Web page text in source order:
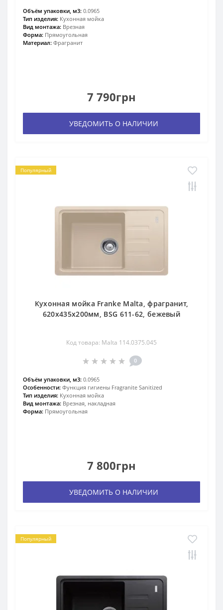
Объём упаковки, м3: 0.0965
Тип изделия: Кухонная мойка
Вид монтажа: Врезная
Форма: Прямоугольная
Материал: Фрагранит
7 790грн
УВЕДОМИТЬ О НАЛИЧИИ
Популярный
Кухонная мойка Franke Malta, фрагранит,
620х435х200мм, BSG 611-62, бежевый
Код товара: Malta 114.0375.045
0
Объём упаковки, м3: 0.0965
Особенности: Функция гигиены Fragranite Sanitized
Тип изделия: Кухонная мойка
Вид монтажа: Врезная, накладная
Форма: Прямоугольная
7 800грн
УВЕДОМИТЬ О НАЛИЧИИ
Популярный